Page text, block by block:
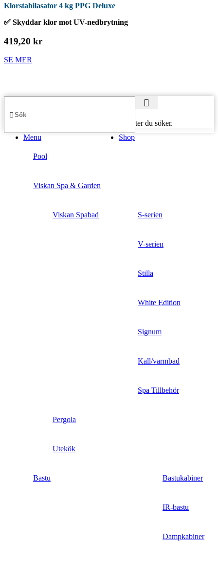
Klorstabilasator 4 kg PPG Deluxe
✅ Skyddar klor mot UV-nedbrytning
419,20 kr
SE MER
Börja skriva för att se produkter du söker.
Menu
Shop
Pool
Viskan Spa & Garden
Viskan Spabad S-serien
V-serien
Stilla
White Edition
Signum
Kall/varmbad
Spa Tillbehör
Pergola
Utekök
Bastu Bastukabiner
IR-bastu
Dampkabiner